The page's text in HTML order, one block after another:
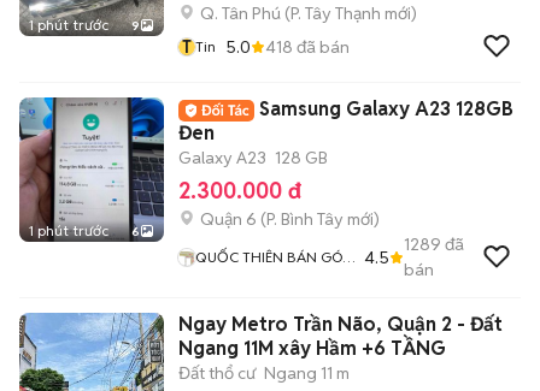
1 phút trước 9
Q. Tân Phú (P. Tây Thạnh mới)
T Tin 5.0 418 đã bán
1 phút trước 6
Samsung Galaxy A23 128GB
Đen
Galaxy A23 128 GB
2.300.000 đ
Quận 6 (P. Bình Tây mới)
QUỐC THIÊN BÁN GÓP
4.5
1289 đã
bán
Ngay Metro Trần Não, Quận 2 - Đất
Ngang 11M xây Hầm +6 TẦNG
Đất thổ cư Ngang 11 m